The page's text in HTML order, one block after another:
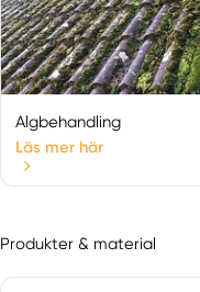
Algbehandling
Läs mer här
Produkter & material